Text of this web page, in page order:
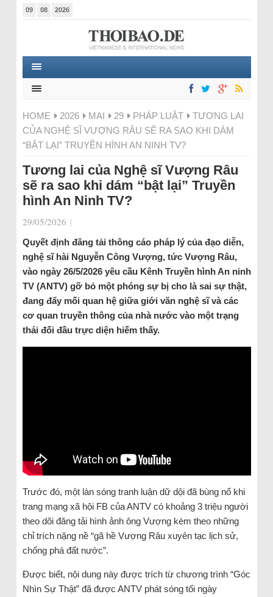
09 08 2026
HOME 2026 MAI 29 PHÁP LUẬT
TƯƠNG LAI
CỦA NGHỆ SĨ VƯỢNG RÂU SẼ RA SAO KHI DÁM
“BẬT LẠI” TRUYỀN HÌNH AN NINH TV?
Tương lai của Nghệ sĩ Vượng Râu
sẽ ra sao khi dám “bật lại” Truyền
hình An Ninh TV?
29/05/2026 |
Quyết định đăng tải thông cáo pháp lý của đạo diễn,
nghệ sĩ hài Nguyễn Công Vượng, tức Vượng Râu,
vào ngày 26/5/2026 yêu cầu Kênh Truyền hình An ninh
TV (ANTV) gỡ bỏ một phóng sự bị cho là sai sự thật,
đang đẩy mối quan hệ giữa giới văn nghệ sĩ và các
cơ quan truyền thông của nhà nước vào một trạng
thái đối đầu trực diện hiếm thấy.
Trước đó, một làn sóng tranh luận dữ dội đã bùng nổ khi
trang mạng xã hội FB của ANTV có khoảng 3 triệu người
theo dõi đăng tải hình ảnh ông Vượng kèm theo những
chỉ trích nặng nề “gã hề Vượng Râu xuyên tạc lịch sử,
chống phá đất nước”.
Được biết, nội dung này được trích từ chương trình “Góc
Nhìn Sự Thật” đã được ANTV phát sóng tối ngày